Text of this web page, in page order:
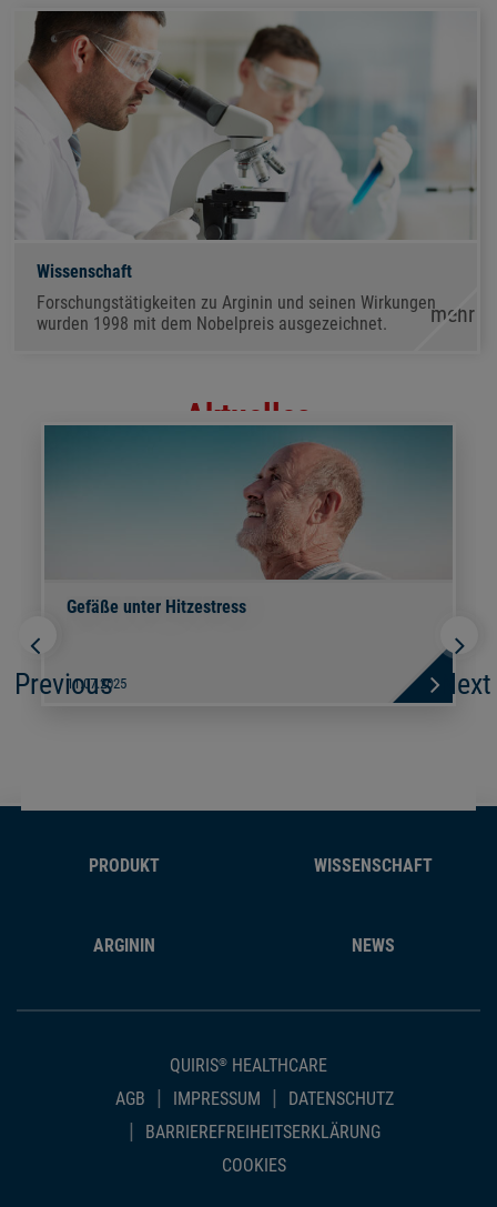
Wissenschaft
Forschungstätigkeiten zu Arginin und seinen Wirkungen
wurden 1998 mit dem Nobelpreis ausgezeichnet.
mehr
Aktuelles
Gefäße unter Hitzestress
11.07.2025
Previous Next
PRODUKT
ARGININ
WISSENSCHAFT
NEWS
QUIRIS® HEALTHCARE
AGB
IMPRESSUM
DATENSCHUTZ
BARRIEREFREIHEITSERKLÄRUNG
COOKIES